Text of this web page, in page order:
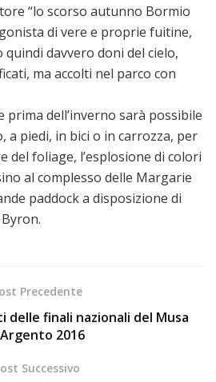
“lo scorso autunno Bormio
di vere e proprie fuitine,
davvero doni del cielo,
ma accolti nel parco con
prima dell’inverno sarà possibile
a piedi, in bici o in carrozza, per
del foliage, l’esplosione di colori
al complesso delle Margarie
paddock a disposizione di
Precedente
finali nazionali del Musa
2016
Successivo